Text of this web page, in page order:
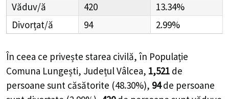
Văduv/ă
420
13.34%
Divorțat/ă
94 2.99%
În ceea ce privește starea civilă, în Populație
Comuna Lungești, Județul Vâlcea, 1,521 de
persoane sunt căsătorite (48.30%), 94 de persoane